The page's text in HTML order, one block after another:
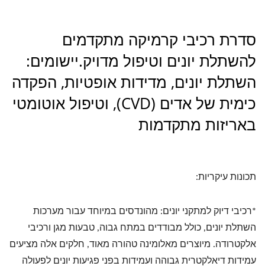
סדרת רכיבי קרמיקה מתקדמים
להשתלת יונים וטיפול מדויק.יישומים:
השתלת יונים, מדידות אופטיות, הפקדה
כימית של אדים (CVD), וטיפול אוטומטי
באריזות מתקדמות
תכונות עיקריות:
*רכיבי דיוק למתקני יונים: מהונדסים במיוחד עבור מערכות
השתלת יונים, כולל מבודדים במתח גבוה, טבעות מגן ורכיבי
אלקטרודה. מיוצרים מאלומינה טהורה מאוד, חלקים אלה מציעים
עמידות דיאלקטרית גבוהה ועמידות בפני פגיעות יונים לפעולה